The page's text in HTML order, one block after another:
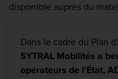
disponible auprès du
Dans le cadre du Plan
SYTRAL Mobilités a
opérateurs de l'État,